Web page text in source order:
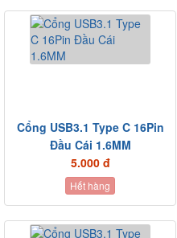
Cổng USB3.1 Type C 16Pin
Đầu Cái 1.6MM
5.000 đ
Hết hàng